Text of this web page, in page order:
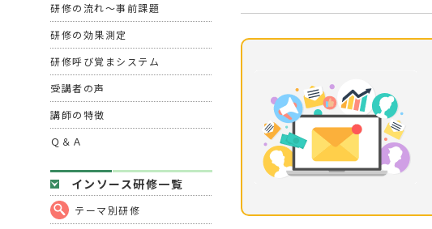
研修の流れ～事前課題
研修の効果測定
研修呼び覚まシステム
受講者の声
講師の特徴
Ｑ＆Ａ
インソース研修一覧
テーマ別研修